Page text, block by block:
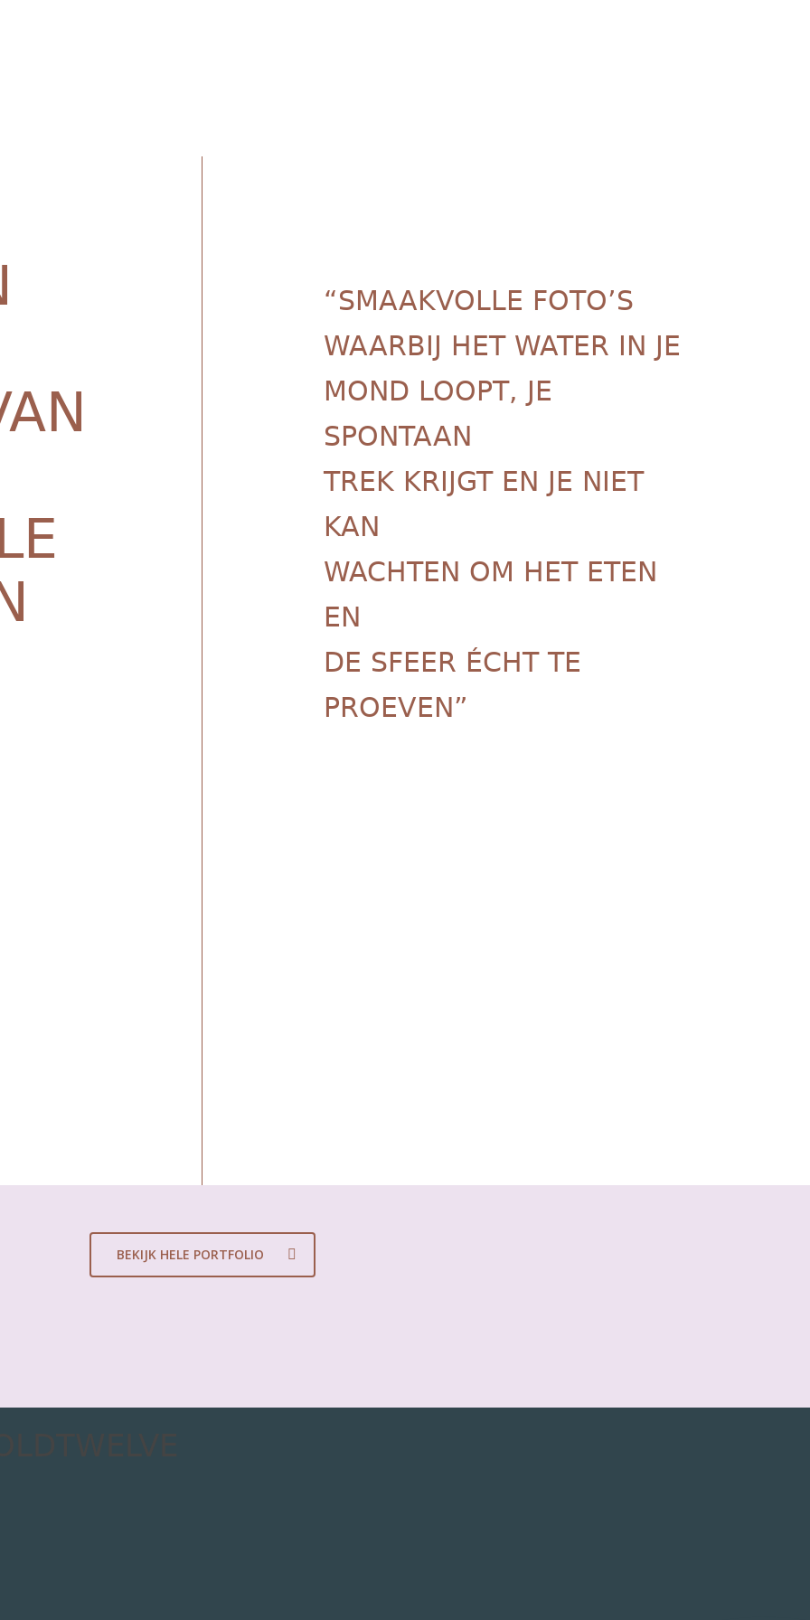
“SMAAKVOLLE FOTO’S
WAARBIJ HET WATER IN JE
MOND LOOPT, JE
SPONTAAN
TREK KRIJGT EN JE NIET
KAN
WACHTEN OM HET ETEN
EN
DE SFEER ÉCHT TE
PROEVEN”
BEKIJK HELE PORTFOLIO